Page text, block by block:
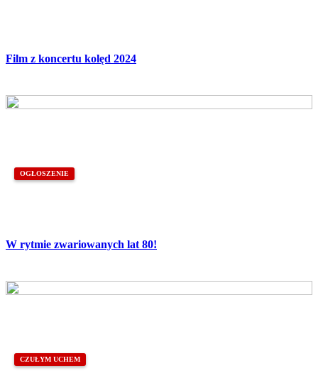
Film z koncertu kolęd 2024
OGŁOSZENIE
W rytmie zwariowanych lat 80!
CZUŁYM UCHEM